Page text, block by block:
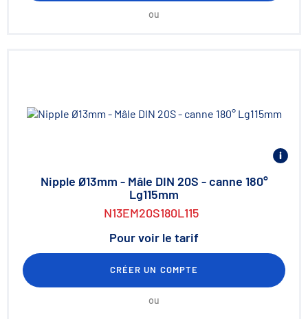
ou
Nipple Ø13mm - Mâle DIN 20S - canne 180°
Lg115mm
N13EM20S180L115
Pour voir le tarif
CRÉER UN COMPTE
ou